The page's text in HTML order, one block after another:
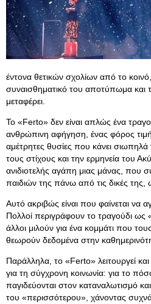
έντονα θετικών σχολίων από το
συναισθηματικό του αποτύπωμα και
μεταφέρει.
Το «Ferto» δεν είναι απλώς ένα
ανθρώπινη αφήγηση, ένας φόρος
αμέτρητες θυσίες που κάνει
τους στίχους και την ερμηνεία του
ανιδιοτελής αγάπη μιας μάνας, που
παιδιών της πάνω από τις δικές της,
Αυτό ακριβώς είναι που φαίνεται να
Πολλοί περιγράφουν το τραγούδι ως
άλλοι μιλούν για ένα κομμάτι που
θεωρούν δεδομένα στην
Παράλληλα, το «Ferto» λειτουργεί
για τη σύγχρονη κοινωνία: για το
παγιδεύονται στον καταναλωτισμό
του «περισσότερου», χάνοντας